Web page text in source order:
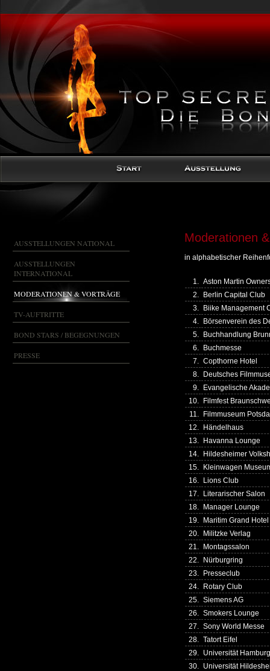
AUSSTELLUNGEN NATIONAL
AUSSTELLUNGEN
INTERNATIONAL
MODERATIONEN & VORTRÄGE
TV-AUFTRITTE
BOND STARS / BEGEGNUNGEN
PRESSE
Moderationen
in alphabetischer
1. Aston Martin
2.
Berlin Capital Club
3.
Biike Management
4.
Börsenverein des
5.
Buchhandlung
6.
Buchmesse
7. Copthorne Hotel
8.
Deutsches
9.
Evangelische
10.
Filmfest
11.
Filmmuseum
12.
Händelhaus
13.
Havanna Lounge
14.
Hildesheimer
15.
Kleinwagen
16.
Lions Club
17.
Literarischer Salon
18.
Manager Lounge
19.
Maritim Grand Hotel
20.
Militzke Verlag
21.
Montagssalon
22.
Nürburgring
23.
Presseclub
24.
Rotary Club
25. Siemens AG
26. Smokers Lounge
27. Sony World Messe
28. Tatort Eifel
29. Universität
30. Universität